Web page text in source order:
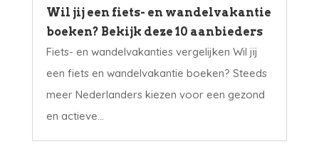
Wil jij een fiets- en wandelvakantie
boeken? Bekijk deze 10 aanbieders
Fiets- en wandelvakanties vergelijken Wil jij
een fiets en wandelvakantie boeken? Steeds
meer Nederlanders kiezen voor een gezond
en actieve...